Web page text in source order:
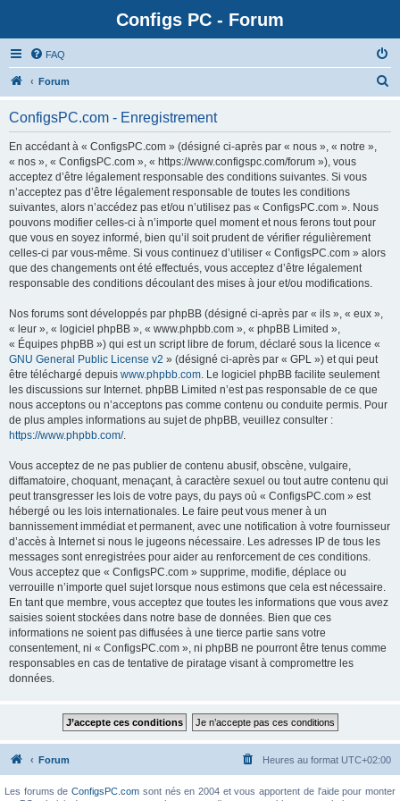
Configs PC - Forum
FAQ
Forum
ConfigsPC.com - Enregistrement
En accédant à « ConfigsPC.com » (désigné ci-après par « nous », « notre »,
« nos », « ConfigsPC.com », « https://www.configspc.com/forum »), vous
acceptez d’être légalement responsable des conditions suivantes. Si vous
n’acceptez pas d’être légalement responsable de toutes les conditions
suivantes, alors n’accédez pas et/ou n’utilisez pas « ConfigsPC.com ». Nous
pouvons modifier celles-ci à n’importe quel moment et nous ferons tout pour
que vous en soyez informé, bien qu’il soit prudent de vérifier régulièrement
celles-ci par vous-même. Si vous continuez d’utiliser « ConfigsPC.com » alors
que des changements ont été effectués, vous acceptez d’être légalement
responsable des conditions découlant des mises à jour et/ou modifications.
Nos forums sont développés par phpBB (désigné ci-après par « ils », « eux »,
« leur », « logiciel phpBB », « www.phpbb.com », « phpBB Limited »,
« Équipes phpBB ») qui est un script libre de forum, déclaré sous la licence «
GNU General Public License v2 » (désigné ci-après par « GPL ») et qui peut
être téléchargé depuis www.phpbb.com. Le logiciel phpBB facilite seulement
les discussions sur Internet. phpBB Limited n’est pas responsable de ce que
nous acceptons ou n’acceptons pas comme contenu ou conduite permis. Pour
de plus amples informations au sujet de phpBB, veuillez consulter :
https://www.phpbb.com/.
Vous acceptez de ne pas publier de contenu abusif, obscène, vulgaire,
diffamatoire, choquant, menaçant, à caractère sexuel ou tout autre contenu qui
peut transgresser les lois de votre pays, du pays où « ConfigsPC.com » est
hébergé ou les lois internationales. Le faire peut vous mener à un
bannissement immédiat et permanent, avec une notification à votre fournisseur
d’accès à Internet si nous le jugeons nécessaire. Les adresses IP de tous les
messages sont enregistrées pour aider au renforcement de ces conditions.
Vous acceptez que « ConfigsPC.com » supprime, modifie, déplace ou
verrouille n’importe quel sujet lorsque nous estimons que cela est nécessaire.
En tant que membre, vous acceptez que toutes les informations que vous avez
saisies soient stockées dans notre base de données. Bien que ces
informations ne soient pas diffusées à une tierce partie sans votre
consentement, ni « ConfigsPC.com », ni phpBB ne pourront être tenus comme
responsables en cas de tentative de piratage visant à compromettre les
données.
Forum Heures au format UTC+02:00
Les forums deConfigsPC.com sont nés en 2004 et vous apportent de l'aide pour monter